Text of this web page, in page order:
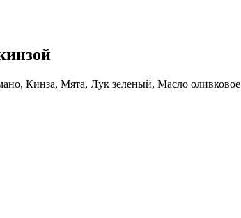
Кинза, Мята, Лук зеленый, Масло оливковое